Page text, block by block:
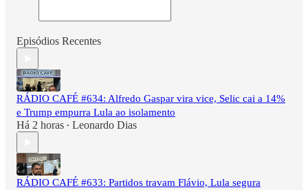
Episódios Recentes
RÁDIO CAFÉ #634: Alfredo Gaspar vira vice, Selic cai a 14%
e Trump empurra Lula ao isolamento
Há 2 horas • Leonardo Dias
RÁDIO CAFÉ #633: Partidos travam Flávio, Lula segura